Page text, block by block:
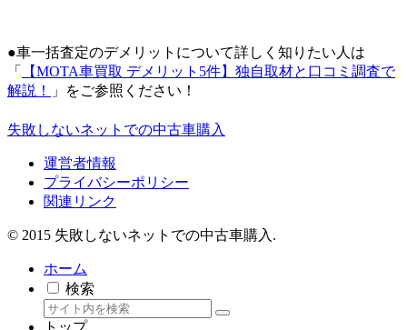
●車一括査定のデメリットについて詳しく知りたい人は
「
【MOTA車買取 デメリット5件】独自取材と口コミ調査で
解説！
」をご参照ください！
失敗しないネットでの中古車購入
運営者情報
プライバシーポリシー
関連リンク
© 2015 失敗しないネットでの中古車購入.
ホーム
検索